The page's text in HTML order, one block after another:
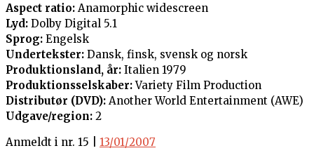
Aspect ratio: Anamorphic widescreen
Lyd: Dolby Digital 5.1
Sprog: Engelsk
Undertekster: Dansk, finsk, svensk og norsk
Produktionsland, år: Italien 1979
Produktionsselskaber:Variety Film Production
Distributør (DVD): Another World Entertainment (AWE)
Udgave/region: 2
Anmeldt i nr. 15 | 13/01/2007